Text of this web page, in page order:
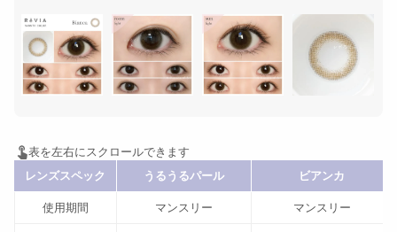
レンズスペック うるうるパール ビアンカ
使用期間 マンスリー マンスリー